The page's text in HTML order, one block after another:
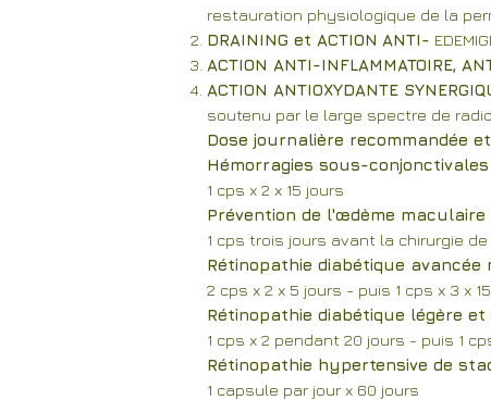
restauration physiologique de la
DRAINING et ACTION ANTI-
ACTION ANTI-INFLAMMATOIRE,
ACTION ANTIOXYDANTE
soutenu par le large spectre de
Dose journalière recommandée
Hémorragies sous-
1 cps x 2 x 15 jours
Prévention de l'œdème maculaire
1 cps trois jours avant la chirurgie
Rétinopathie diabétique avancée
2 cps x 2 x 5 jours - puis 1 cps x 3 x
Rétinopathie diabétique légère
1 cps x 2 pendant 20 jours - puis 1
Rétinopathie hypertensive de
1 capsule par jour x 60 jours